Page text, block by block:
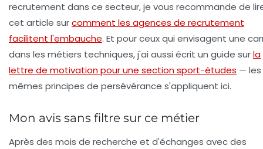
recrutement dans ce secteur, je vous recommande de
cet article surcomment les agences de recrutement
facilitent l'embauche. Et pour ceux qui envisagent une
dans les métiers techniques, j'ai aussi écrit un guide surla
lettre de motivation pour une section sport-études — les
mêmes principes de persévérance s'appliquent ici.
Mon avis sans filtre sur ce métier
Après des mois de recherche et d'échanges avec des